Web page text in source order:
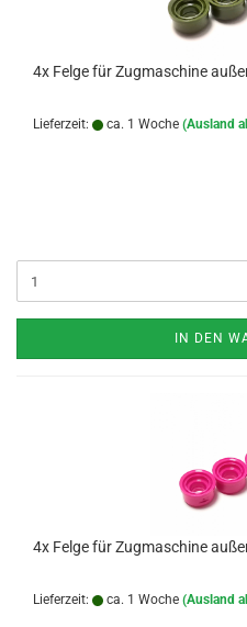
4x Felge für Zugmaschine
Lieferzeit: ca. 1 Woche (Ausland
IN DEN
4x Felge für Zugmaschine
Lieferzeit: ca. 1 Woche (Ausland